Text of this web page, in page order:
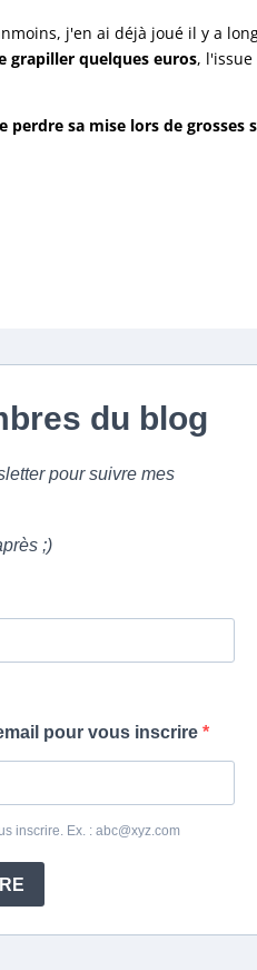
j'en ai déjà joué il y a
grapiller quelques euros,
sa mise lors de grosses
du blog
pour suivre mes
;)
pour vous inscrire
inscrire. Ex. : abc@xyz.com